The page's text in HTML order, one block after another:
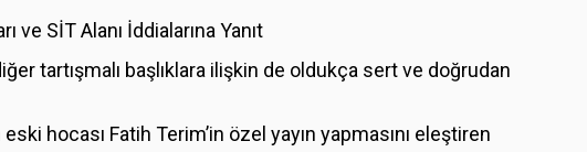
ve SİT Alanı İddialarına Yanıt
tartışmalı başlıklara ilişkin de oldukça sert ve doğrudan
eski hocası Fatih Terim’in özel yayın yapmasını eleştiren